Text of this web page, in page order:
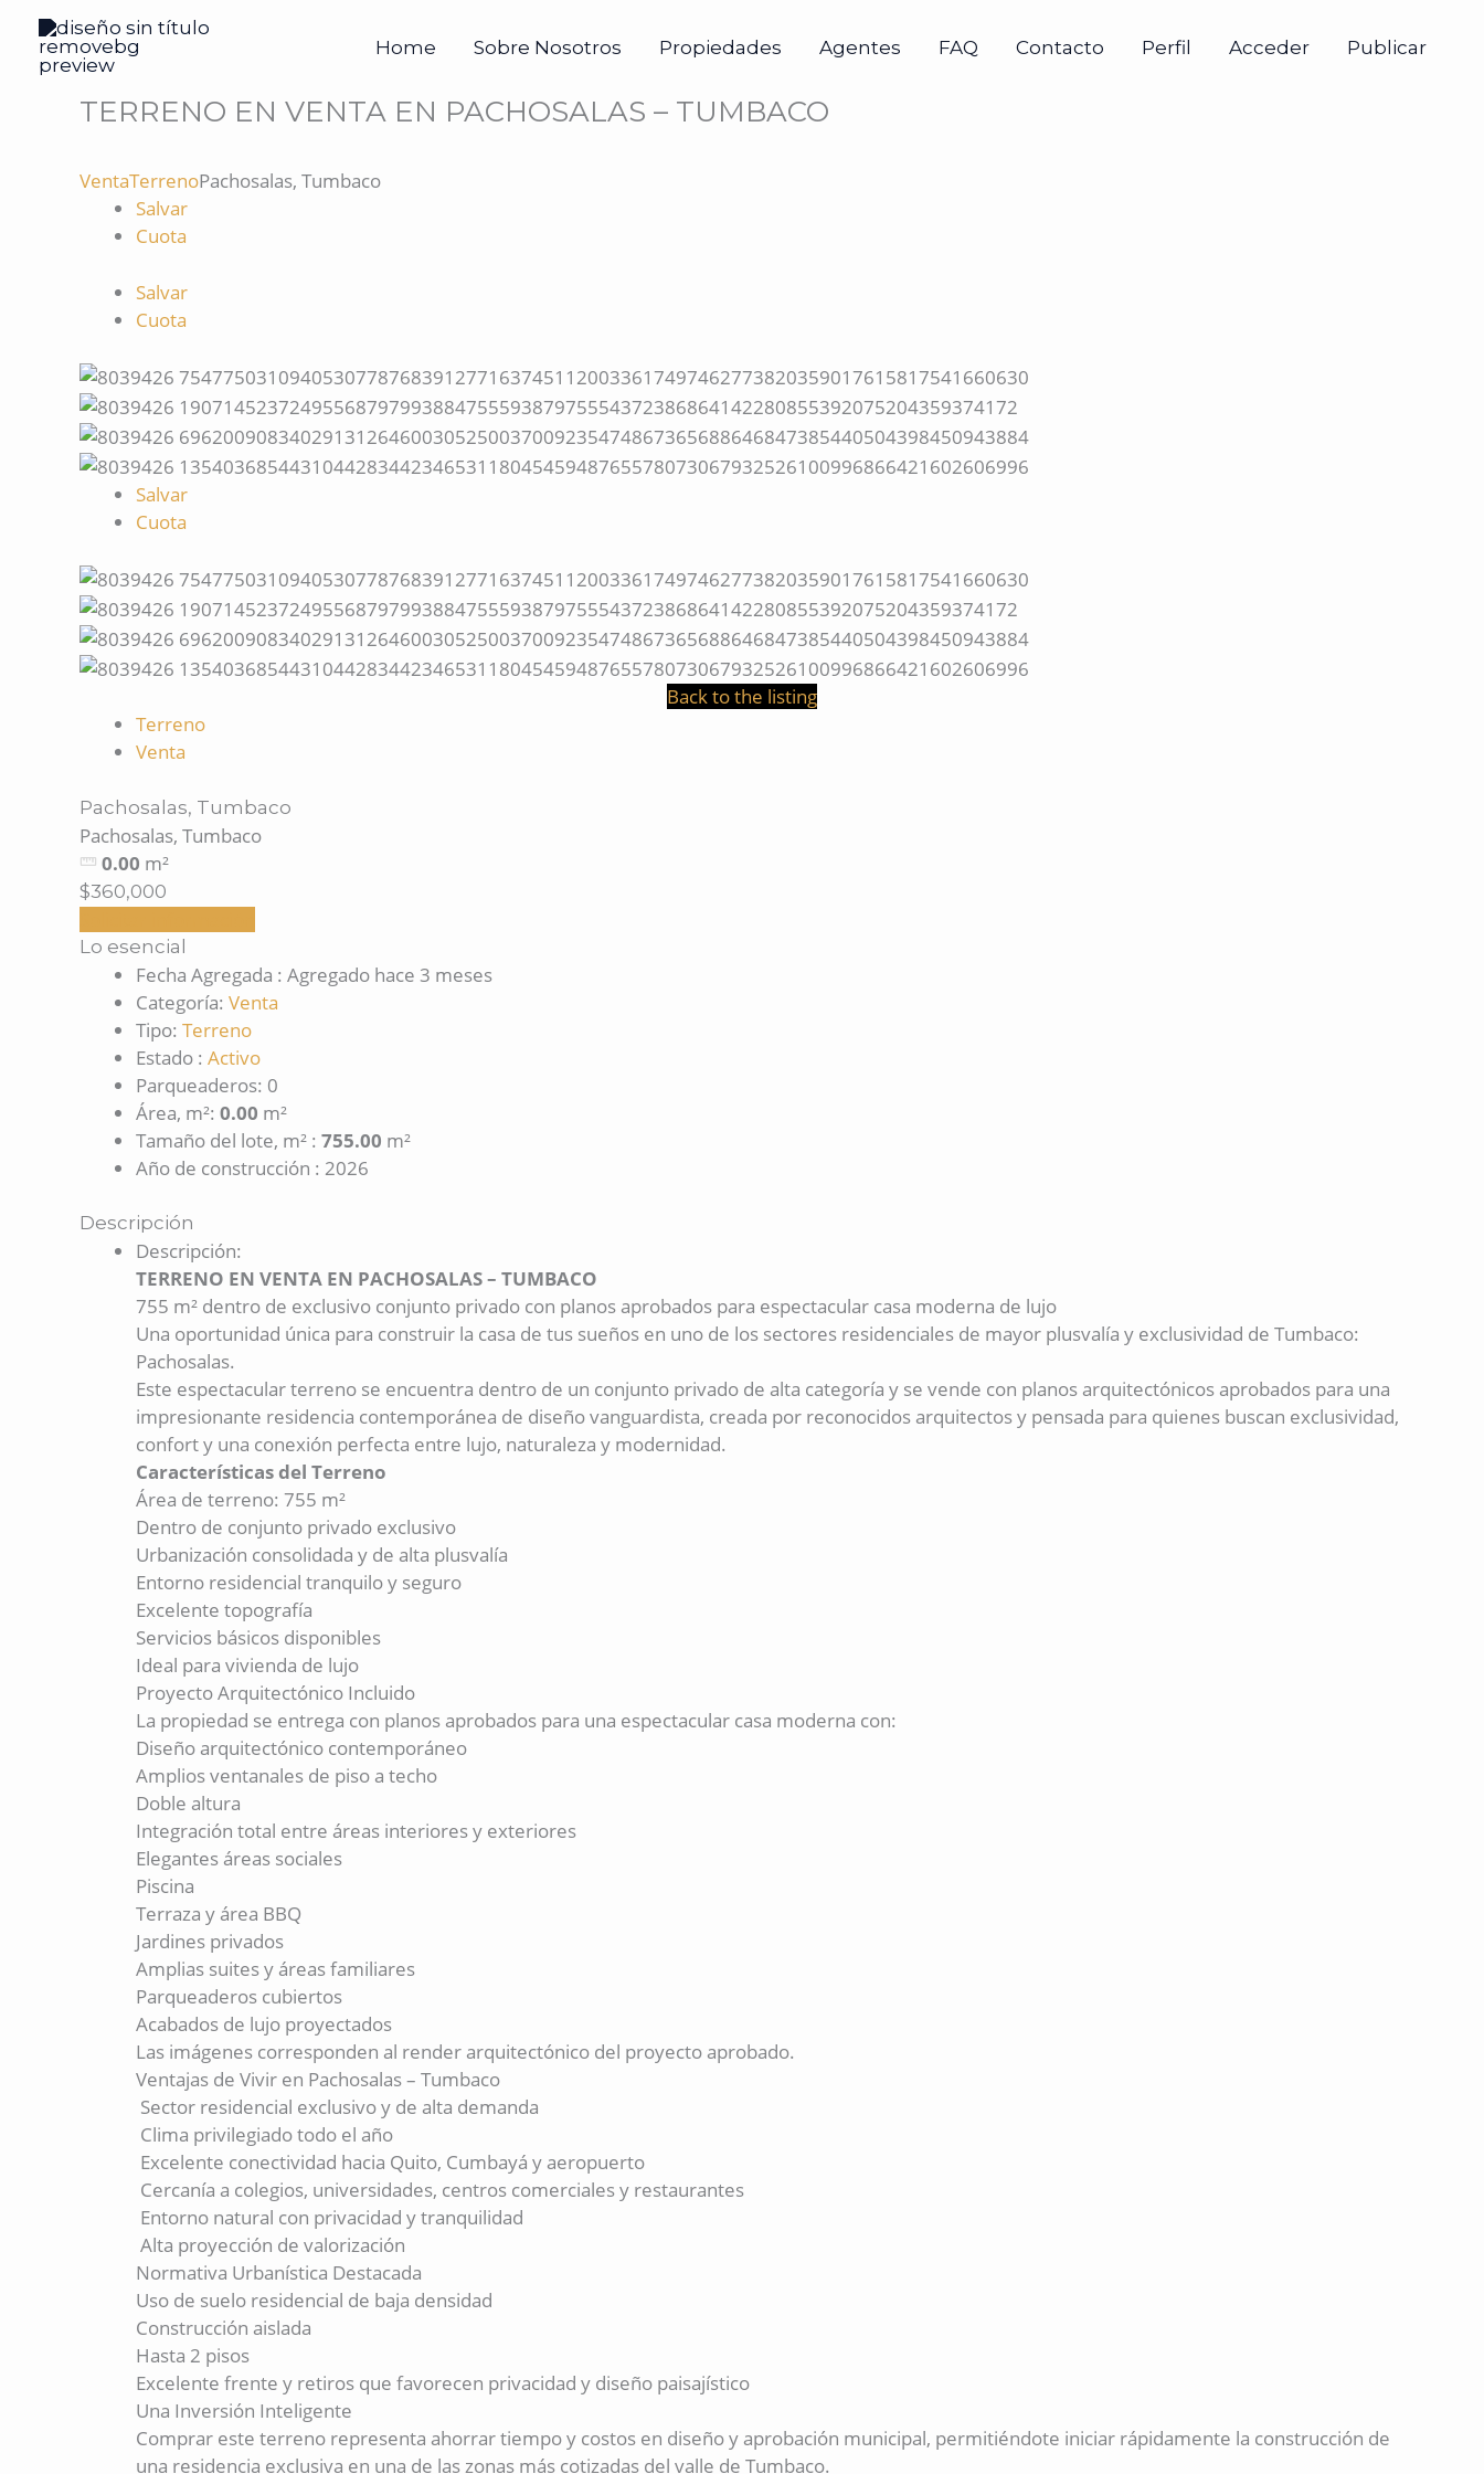
contenido
Home Sobre Nosotros Propiedades Agentes FAQ Contacto Perfil Acceder Publicar
TERRENO EN VENTA EN PACHOSALAS – TUMBACO
VentaTerrenoPachosalas, Tumbaco
Salvar
Cuota
Salvar
Cuota
Salvar
Cuota
Back to the listing
Terreno
Venta
Pachosalas, Tumbaco
Pachosalas, Tumbaco
0.00 m²
$360,000
Lo esencial
Fecha Agregada : Agregado hace 3 meses
Categoría: Venta
Tipo: Terreno
Estado : Activo
Parqueaderos: 0
Área, m²: 0.00 m²
Tamaño del lote, m² : 755.00 m²
Año de construcción : 2026
Descripción
Descripción:
TERRENO EN VENTA EN PACHOSALAS – TUMBACO
755 m² dentro de exclusivo conjunto privado con planos aprobados para espectacular casa moderna de lujo
Una oportunidad única para construir la casa de tus sueños en uno de los sectores residenciales de mayor plusvalía y exclusividad de Tumbaco:
Pachosalas.
Este espectacular terreno se encuentra dentro de un conjunto privado de alta categoría y se vende con planos arquitectónicos aprobados para una
impresionante residencia contemporánea de diseño vanguardista, creada por reconocidos arquitectos y pensada para quienes buscan exclusividad,
confort y una conexión perfecta entre lujo, naturaleza y modernidad.
Características del Terreno
Área de terreno: 755 m²
Dentro de conjunto privado exclusivo
Urbanización consolidada y de alta plusvalía
Entorno residencial tranquilo y seguro
Excelente topografía
Servicios básicos disponibles
Ideal para vivienda de lujo
Proyecto Arquitectónico Incluido
La propiedad se entrega con planos aprobados para una espectacular casa moderna con:
Diseño arquitectónico contemporáneo
Amplios ventanales de piso a techo
Doble altura
Integración total entre áreas interiores y exteriores
Elegantes áreas sociales
Piscina
Terraza y área BBQ
Jardines privados
Amplias suites y áreas familiares
Parqueaderos cubiertos
Acabados de lujo proyectados
Las imágenes corresponden al render arquitectónico del proyecto aprobado.
Ventajas de Vivir en Pachosalas – Tumbaco
Sector residencial exclusivo y de alta demanda
Clima privilegiado todo el año
Excelente conectividad hacia Quito, Cumbayá y aeropuerto
Cercanía a colegios, universidades, centros comerciales y restaurantes
Entorno natural con privacidad y tranquilidad
Alta proyección de valorización
Normativa Urbanística Destacada
Uso de suelo residencial de baja densidad
Construcción aislada
Hasta 2 pisos
Excelente frente y retiros que favorecen privacidad y diseño paisajístico
Una Inversión Inteligente
Comprar este terreno representa ahorrar tiempo y costos en diseño y aprobación municipal, permitiéndote iniciar rápidamente la construcción de
una residencia exclusiva en una de las zonas más cotizadas del valle de Tumbaco.